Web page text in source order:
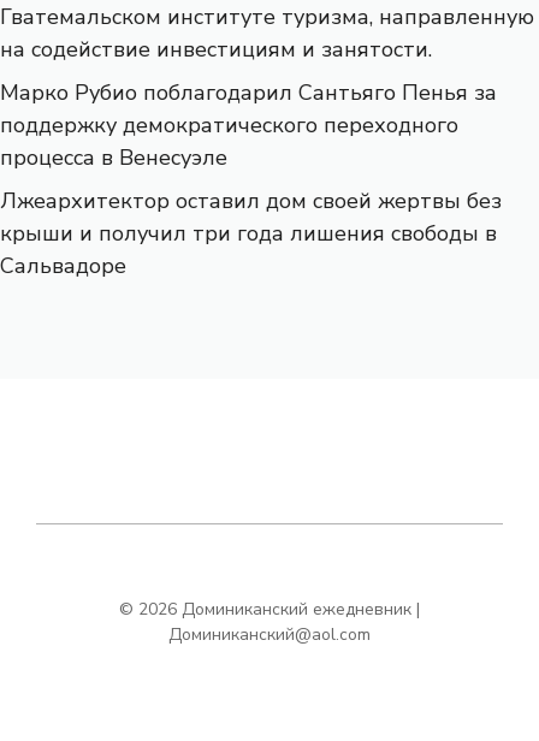
Гватемальском институте туризма, направленную
на содействие инвестициям и занятости.
Марко Рубио поблагодарил Сантьяго Пенья за
поддержку демократического переходного
процесса в Венесуэле
Лжеархитектор оставил дом своей жертвы без
крыши и получил три года лишения свободы в
Сальвадоре
© 2026 Доминиканский ежедневник |
Доминиканский@aol.com